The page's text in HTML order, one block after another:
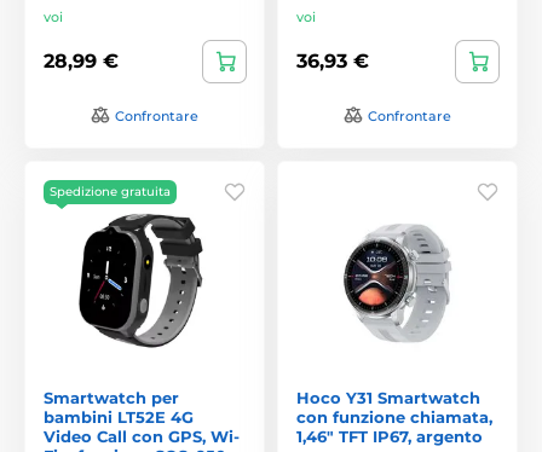
voi
28,99 €
Confrontare
voi
36,93 €
Confrontare
Spedizione gratuita
Smartwatch per
bambini LT52E 4G
Video Call con GPS, Wi-
Hoco Y31 Smartwatch
con funzione chiamata,
1,46" TFT IP67, argento